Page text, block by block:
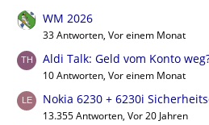
WM 2026
33 Antworten, Vor einem Monat
Aldi Talk: Geld vom Konto
10 Antworten, Vor einem Monat
Nokia 6230 + 6230i
13.355 Antworten, Vor 20 Jahren